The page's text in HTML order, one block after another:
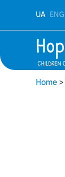
UA ENG
Home >